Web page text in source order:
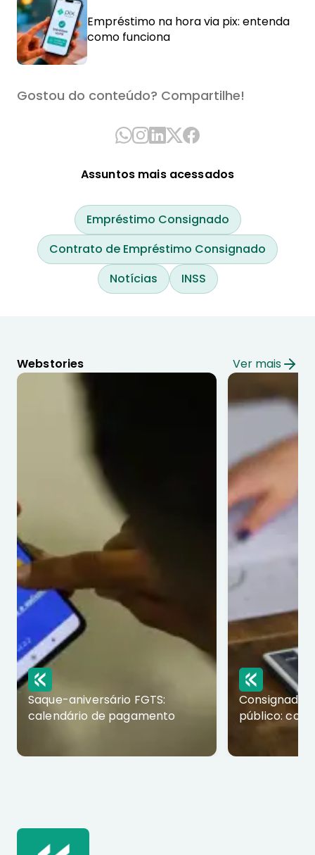
Empréstimo na hora via pix: entenda
como funciona
Gostou do conteúdo? Compartilhe!
Assuntos mais acessados
Empréstimo Consignado
Contrato de Empréstimo Consignado
Notícias
INSS
Webstories Ver mais
Saque-aniversário FGTS:
calendário de pagamento
Consignado
público: